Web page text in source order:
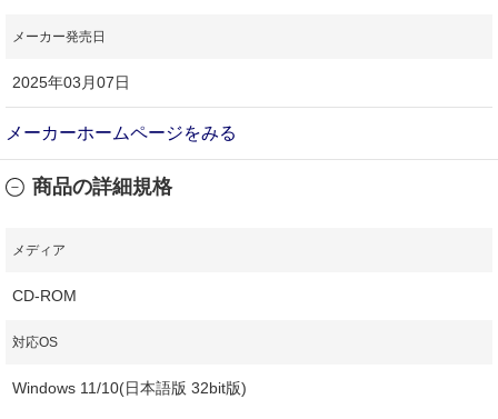
メーカー発売日
2025年03月07日
メーカーホームページをみる
商品の詳細規格
メディア
CD-ROM
対応OS
Windows 11/10(日本語版 32bit版)